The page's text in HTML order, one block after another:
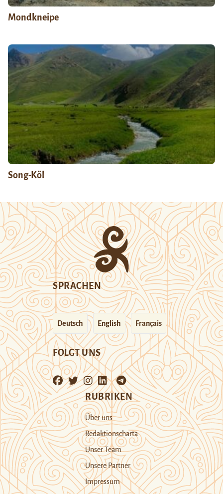
Mondkneipe
Song-Köl
SPRACHEN
Deutsch English Français
FOLGT UNS
RUBRIKEN
Über uns
Redaktionscharta
Unser Team
Unsere Partner
Impressum